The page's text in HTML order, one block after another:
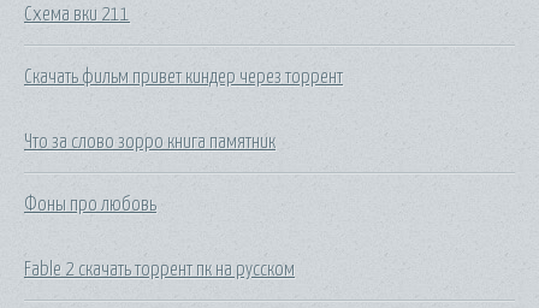
Схема вки 211
Скачать фильм привет киндер через торрент
Что за слово зорро книга памятник
Фоны про любовь
Fable 2 скачать торрент пк на русском